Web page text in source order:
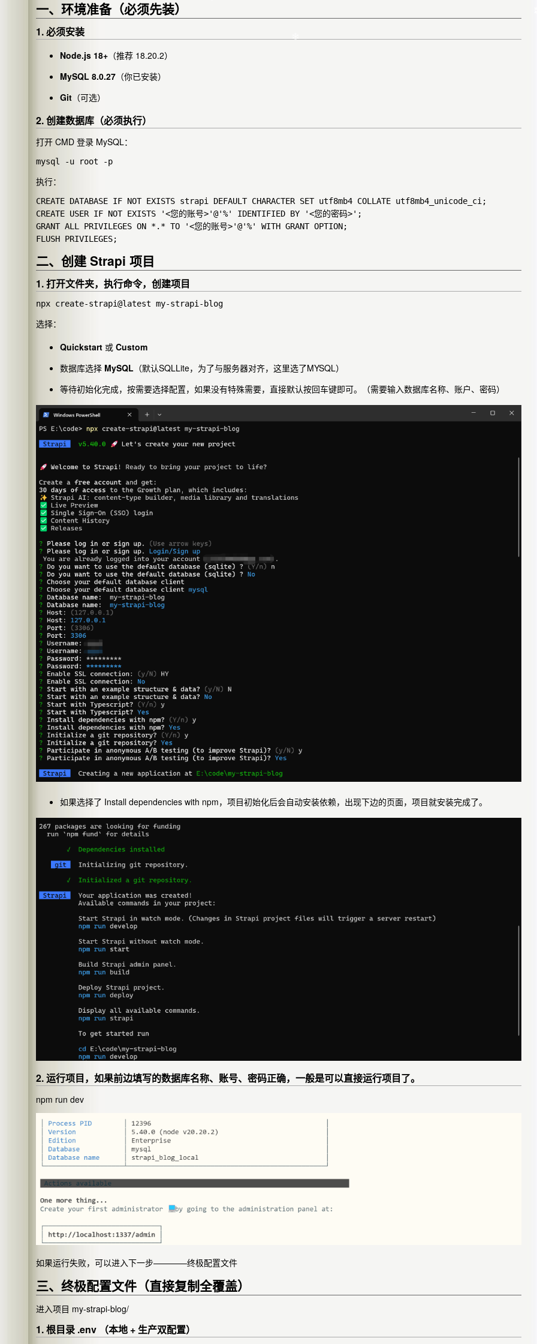
一、环境准备（必须先装）
1. 必须安装
Node.js 18+ （推荐 18.20.2）
MySQL 8.0.27 （你已安装）
Git （可选）
2. 创建数据库（必须执行）
打开 CMD 登录 MySQL：
执行：
CREATE DATABASE IF NOT EXISTS strapi DEFAULT CHARACTER SET utf8mb4 COLLATE utf8mb4_unicode_ci;
CREATE USER IF NOT EXISTS '<您的账号>'@'%' IDENTIFIED BY '<您的密码>';
GRANT ALL PRIVILEGES ON *.* TO '<您的账号>'@'%' WITH GRANT OPTION;
二、创建 Strapi 项目
1. 打开文件夹，执行命令，创建项目
选择：
Quickstart 或 Custom
数据库选择 MySQL （默认SQLLite，为了与服务器对齐，这里选了MYSQL）
等待初始化完成，按需要选择配置，如果没有特殊需要，直接默认按回车键即可。（需要输入数据库名称、账户、密码）
如果选择了 Install dependencies with npm，项目初始化后会自动安装依赖，出现下边的页面，项目就安装完成了。
2. 运行项目，如果前边填写的数据库名称、账号、密码正确，一般是可以直接运行项目了。
npm run dev
如果运行失败，可以进入下一步————终极配置文件
三、终极配置文件（直接复制全覆盖）
进入项目 my-strapi-blog/
1. 根目录 .env （本地 + 生产双配置）
❄